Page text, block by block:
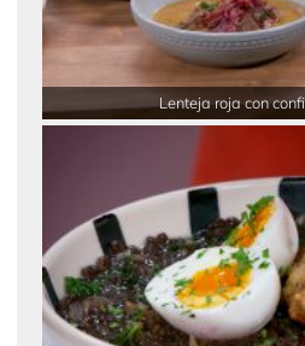
Lenteja roja con